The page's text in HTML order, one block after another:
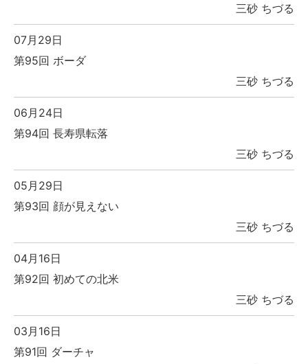
三砂 ちづる
07月29日
第95回 ボーダ
三砂 ちづる
06月24日
第94回 長寿県転落
三砂 ちづる
05月29日
第93回 顔が見えない
三砂 ちづる
04月16日
第92回 初めての北米
三砂 ちづる
03月16日
第91回 ダーチャ